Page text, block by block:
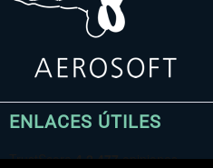
ENLACES ÚTILES